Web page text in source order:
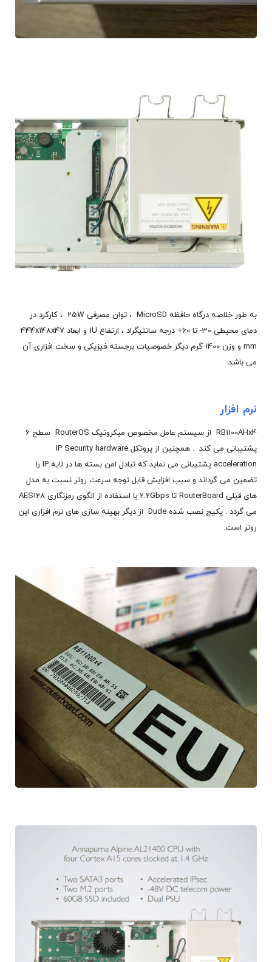
به طور خلاصه درگاه حافظه MicroSD ، توان مصرفی 25W ، کارکرد در
دمای محیطی 30- تا 60+ درجه سانتیگراد ، ارتفاع 1U و ابعاد 444x148x47
mm و وزن 1400 گرم دیگر خصوصیات برجسته فیزیکی و سخت افزاری آن
می باشد.
نرم افزار
RB1100AHx4 از سیستم عامل مخصوص میکروتیک RouterOS سطح 6
پشتیبانی می کند . همچنین از پروتکل IP Security hardware
acceleration پشتیبانی می نماید که تبادل امن بسته ها در لایه IP را
تضمین می گرداند و سبب افزایش قابل توجه سرعت روتر نسبت به مدل
های قبلی RouterBoard تا 2.2Gbps با استفاده از الگوی رمزنگاری AES128
می گردد . پکیج نصب شده Dude از دیگر بهینه سازی های نرم افزاری این
روتر است.